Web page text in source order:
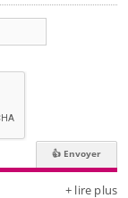
+ lire plus